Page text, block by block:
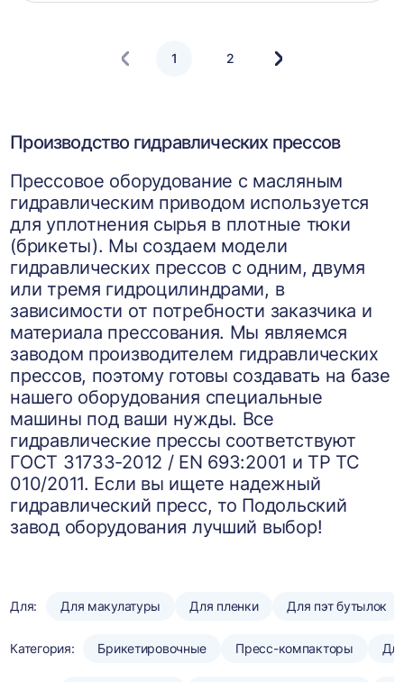
1 2
Следующая
Производство гидравлических прессов
Прессовое оборудование с масляным
гидравлическим приводом используется
для уплотнения сырья в плотные тюки
(брикеты). Мы создаем модели
гидравлических прессов с одним, двумя
или тремя гидроцилиндрами, в
зависимости от потребности заказчика и
материала прессования. Мы являемся
заводом производителем гидравлических
прессов, поэтому готовы создавать на базе
нашего оборудования специальные
машины под ваши нужды. Все
гидравлические прессы соответствуют
ГОСТ 31733-2012 / EN 693:2001 и ТР ТС
010/2011. Если вы ищете надежный
гидравлический пресс, то Подольский
завод оборудования лучший выбор!
Для: Для макулатуры Для пленки Для пэт бутылок
Категория: Брикетировочные Пресс-компакторы